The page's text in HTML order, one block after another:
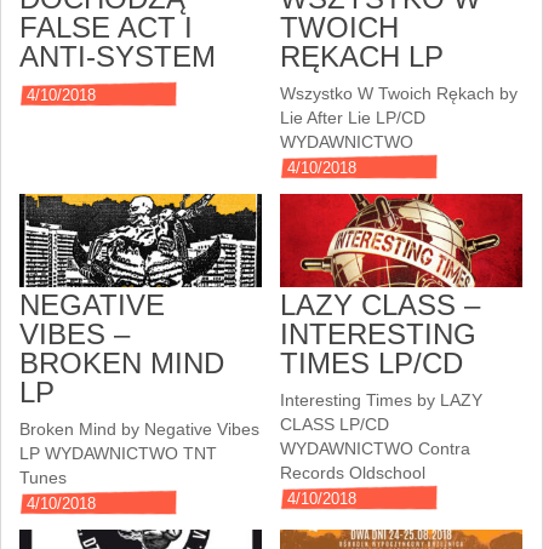
FALSE ACT I
ANTI-SYSTEM
4/10/2018
TWOICH
RĘKACH LP
Wszystko W Twoich Rękach by
Lie After Lie LP/CD
WYDAWNICTWO
4/10/2018
NEGATIVE
VIBES –
BROKEN MIND
LP
Broken Mind by Negative Vibes
LP WYDAWNICTWO TNT
Tunes
4/10/2018
LAZY CLASS –
INTERESTING
TIMES LP/CD
Interesting Times by LAZY
CLASS LP/CD
WYDAWNICTWO Contra
Records Oldschool
4/10/2018